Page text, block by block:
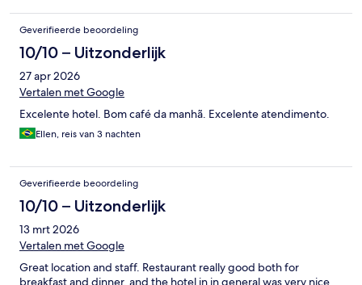
Geverifieerde beoordeling
10/10 – Uitzonderlijk
27 apr 2026
Vertalen met Google
Excelente hotel. Bom café da manhã. Excelente atendimento.
Ellen, reis van 3 nachten
Geverifieerde beoordeling
10/10 – Uitzonderlijk
13 mrt 2026
Vertalen met Google
Great location and staff. Restaurant really good both for
breakfast and dinner, and the hotel in in general was very nice